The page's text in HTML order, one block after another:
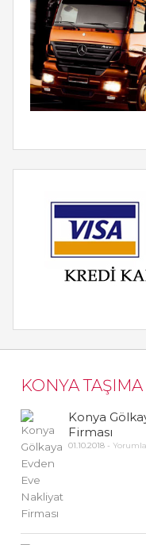
KONYA
Konya
Firması
01.10.2018 -